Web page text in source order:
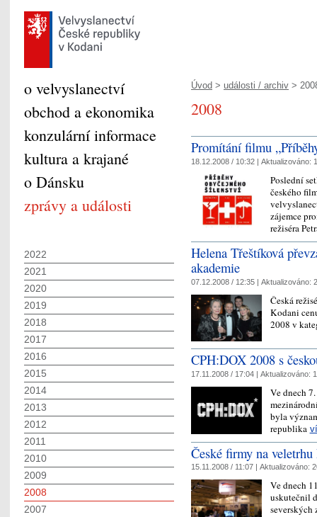
Úvod > události / archiv >
2008
Promítání filmu
18.12.2008 / 10:32 | Aktualizováno:
Poslední
českého
zájemce
režiséra
Helena Třeštíková
akademie
07.12.2008 / 12:35 | Aktualizováno:
Česká
Kodani
2008 v
CPH:DOX 2008 s
17.11.2008 / 17:04 | Aktualizováno:
Ve dnech
byla
republika
České firmy na
15.11.2008 / 11:07 | Aktualizováno:
Ve dnech
uskutečnil
o velvyslanectví
obchod a ekonomika
konzulární informace
kultura a krajané
o Dánsku
zprávy a události
2022
2021
2020
2019
2018
2017
2016
2015
2014
2013
2012
2011
2010
2009
2008
2007